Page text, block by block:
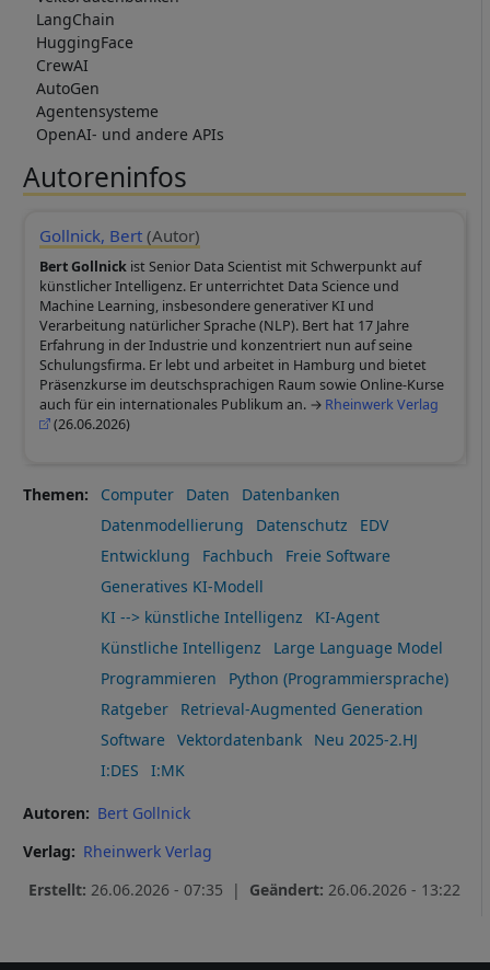
LangChain
HuggingFace
CrewAI
AutoGen
Agentensysteme
OpenAI- und andere APIs
Autoreninfos
Gollnick, Bert (Autor)
Bert Gollnick ist Senior Data Scientist mit Schwerpunkt auf
künstlicher Intelligenz. Er unterrichtet Data Science und
Machine Learning, insbesondere generativer KI und
Verarbeitung natürlicher Sprache (NLP). Bert hat 17 Jahre
Erfahrung in der Industrie und konzentriert nun auf seine
Schulungsfirma. Er lebt und arbeitet in Hamburg und bietet
Präsenzkurse im deutschsprachigen Raum sowie Online-Kurse
auch für ein internationales Publikum an.
Rheinwerk Verlag
(26.06.2026)
Themen Computer Daten
Datenbanken
Datenmodellierung
Datenschutz
EDV
Entwicklung
Fachbuch
Freie Software
Generatives KI-Modell
KI --> künstliche Intelligenz
KI-Agent
Künstliche Intelligenz
Large Language Model
Programmieren
Python (Programmiersprache)
Ratgeber
Retrieval-Augmented Generation
Software
Vektordatenbank
Neu 2025-2.HJ
I:DES
I:MK
Autoren
Bert Gollnick
Verlag
Rheinwerk Verlag
Erstellt: 26.06.2026 - 07:35 | Geändert: 26.06.2026 - 13:22
Cookies